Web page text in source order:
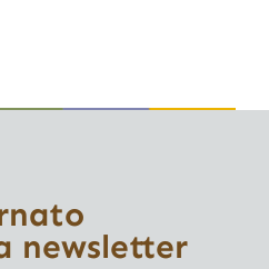
newsletter